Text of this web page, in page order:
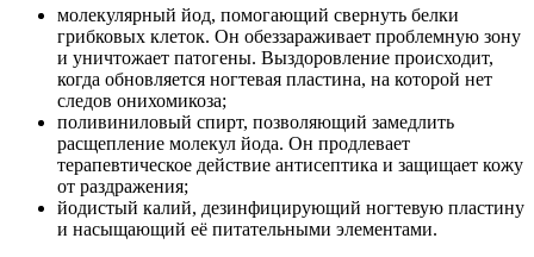
молекулярный йод, помогающий свернуть белки
грибковых клеток. Он обеззараживает проблемную зону
и уничтожает патогены. Выздоровление происходит,
когда обновляется ногтевая пластина, на которой нет
следов онихомикоза;
поливиниловый спирт, позволяющий замедлить
расщепление молекул йода. Он продлевает
терапевтическое действие антисептика и защищает кожу
от раздражения;
йодистый калий, дезинфицирующий ногтевую пластину
и насыщающий её питательными элементами.